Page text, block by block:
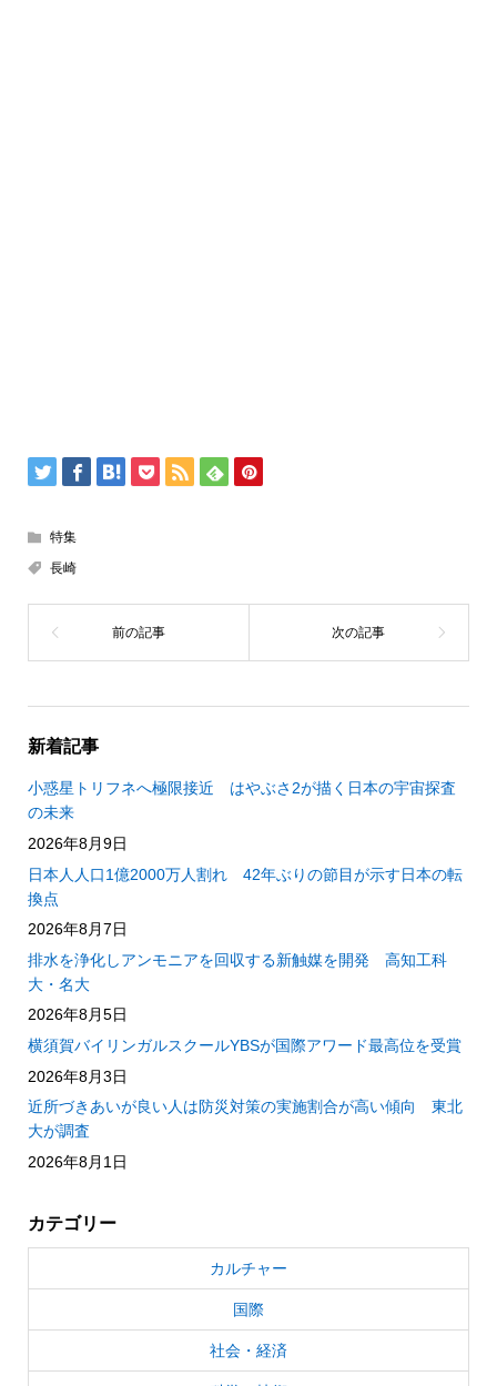
特集
長崎
新着記事
小惑星トリフネへ極限接近 はやぶさ2が描く日本の宇宙探査
の未来
2026年8月9日
日本人人口1億2000万人割れ 42年ぶりの節目が示す日本の転
換点
2026年8月7日
排水を浄化しアンモニアを回収する新触媒を開発 高知工科
大・名大
2026年8月5日
横須賀バイリンガルスクールYBSが国際アワード最高位を受賞
2026年8月3日
近所づきあいが良い人は防災対策の実施割合が高い傾向 東北
大が調査
2026年8月1日
カテゴリー
カルチャー
国際
社会・経済